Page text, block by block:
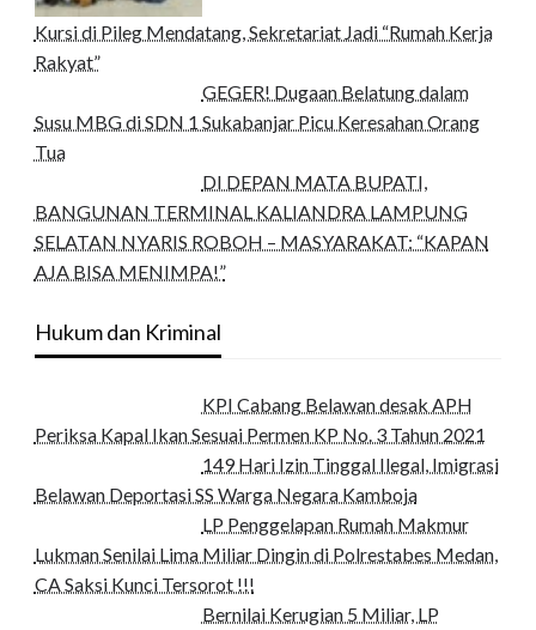
Kursi di Pileg Mendatang, Sekretariat Jadi “Rumah Kerja
Rakyat”
GEGER! Dugaan Belatung dalam
Susu MBG di SDN 1 Sukabanjar Picu Keresahan Orang
Tua
DI DEPAN MATA BUPATI,
BANGUNAN TERMINAL KALIANDRA LAMPUNG
SELATAN NYARIS ROBOH – MASYARAKAT: “KAPAN
AJA BISA MENIMPA!”
Hukum dan Kriminal
KPI Cabang Belawan desak APH
Periksa Kapal Ikan Sesuai Permen KP No. 3 Tahun 2021
149 Hari Izin Tinggal Ilegal, Imigrasi
Belawan Deportasi SS Warga Negara Kamboja
LP Penggelapan Rumah Makmur
Lukman Senilai Lima Miliar Dingin di Polrestabes Medan,
CA Saksi Kunci Tersorot !!!
Bernilai Kerugian 5 Miliar, LP